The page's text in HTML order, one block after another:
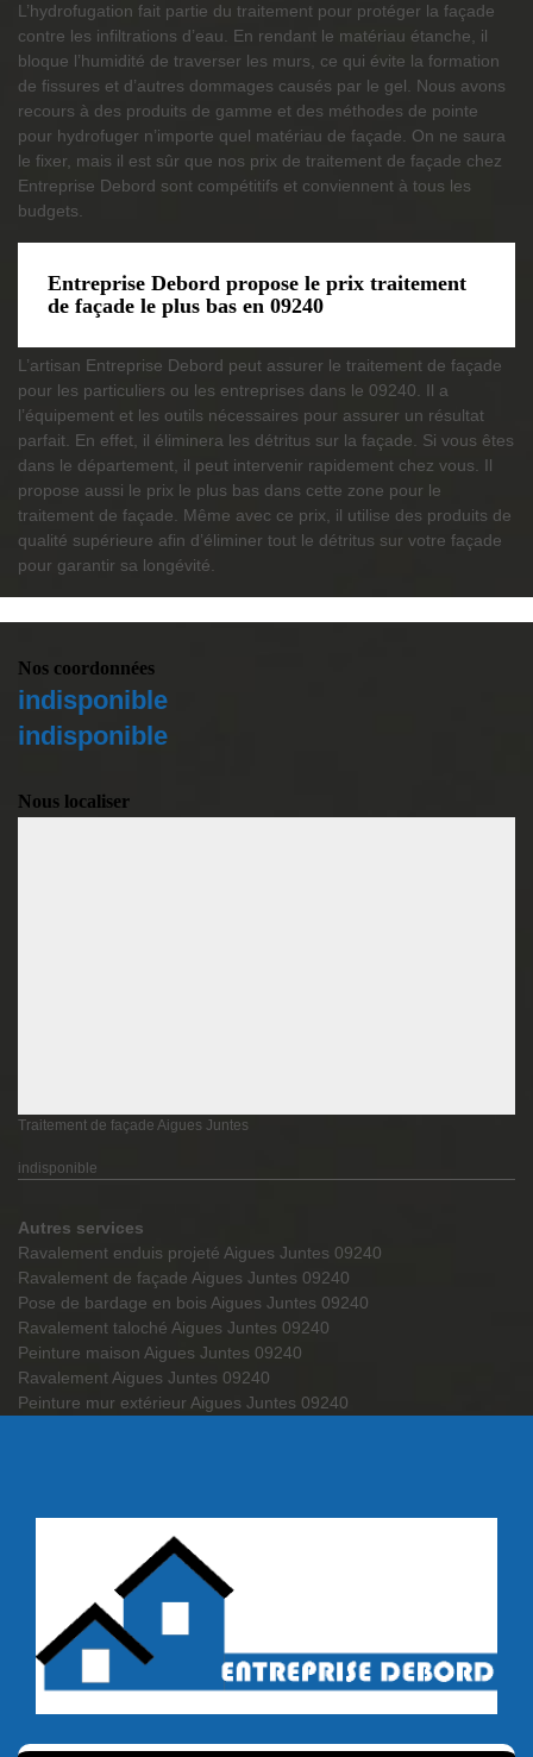
L’hydrofugation fait partie du traitement pour protéger la façade
contre les infiltrations d’eau. En rendant le matériau étanche, il
bloque l’humidité de traverser les murs, ce qui évite la formation
de fissures et d’autres dommages causés par le gel. Nous avons
recours à des produits de gamme et des méthodes de pointe
pour hydrofuger n’importe quel matériau de façade. On ne saura
le fixer, mais il est sûr que nos prix de traitement de façade chez
Entreprise Debord sont compétitifs et conviennent à tous les
budgets.
Entreprise Debord propose le prix traitement
de façade le plus bas en 09240
L’artisan Entreprise Debord peut assurer le traitement de façade
pour les particuliers ou les entreprises dans le 09240. Il a
l’équipement et les outils nécessaires pour assurer un résultat
parfait. En effet, il éliminera les détritus sur la façade. Si vous êtes
dans le département, il peut intervenir rapidement chez vous. Il
propose aussi le prix le plus bas dans cette zone pour le
traitement de façade. Même avec ce prix, il utilise des produits de
qualité supérieure afin d’éliminer tout le détritus sur votre façade
pour garantir sa longévité.
Nos coordonnées
indisponible
indisponible
Nous localiser
Traitement de façade Aigues Juntes
indisponible
Autres services
Ravalement enduis projeté Aigues Juntes 09240
Ravalement de façade Aigues Juntes 09240
Pose de bardage en bois Aigues Juntes 09240
Ravalement taloché Aigues Juntes 09240
Peinture maison Aigues Juntes 09240
Ravalement Aigues Juntes 09240
Peinture mur extérieur Aigues Juntes 09240